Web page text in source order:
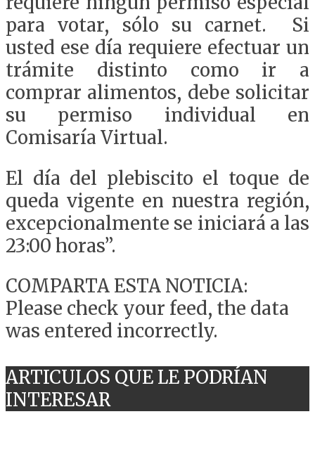
para votar, sólo su carnet. Si
usted ese día requiere efectuar un
trámite distinto como ir a
comprar alimentos, debe solicitar
su permiso individual en
Comisaría Virtual.
El día del plebiscito el toque de
queda vigente en nuestra región,
excepcionalmente se iniciará a las
23:00 horas”.
COMPARTA ESTA NOTICIA:
Please check your feed, the data
was entered incorrectly.
ARTICULOS QUE LE PODRÍAN
INTERESAR